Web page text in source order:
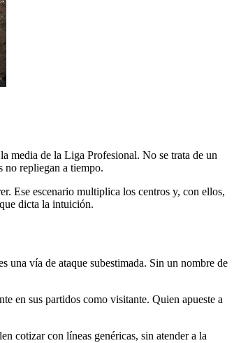
media de la Liga Profesional. No se trata de un
no repliegan a tiempo.
Ese escenario multiplica los centros y, con ellos,
dicta la intuición.
una vía de ataque subestimada. Sin un nombre de
en sus partidos como visitante. Quien apueste a
cotizar con líneas genéricas, sin atender a la